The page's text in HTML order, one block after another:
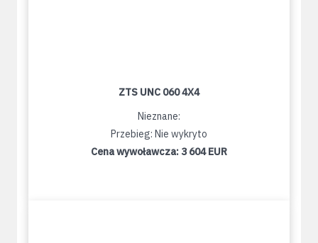
ZTS UNC 060 4X4
Nieznane:
Przebieg: Nie wykryto
Cena wywoławcza: 3 604 EUR